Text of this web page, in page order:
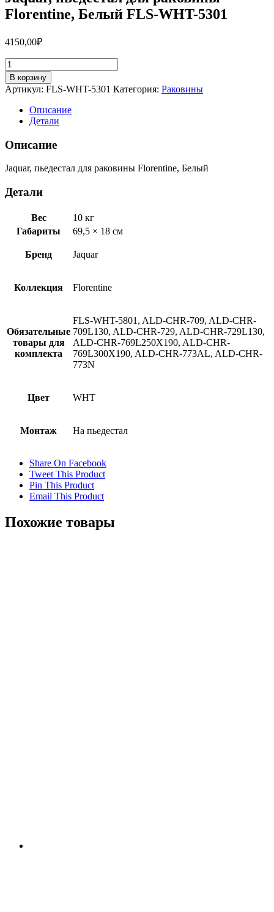
Florentine, Белый FLS-WHT-5301
4150,00₽
Количество
товара
Jaquar,
пьедестал
раковины
Florentine,
Белый
FLS-
5301
В корзину
Артикул: FLS-WHT-5301 Категория: Раковины
Описание
Детали
Описание
Jaquar, пьедестал для раковины Florentine, Белый
Детали
Вес
10 кг
Габариты
69,5 × 18 см
Бренд Jaquar
Коллекция Florentine
Обязательные
товары для
комплекта
FLS-WHT-5801, ALD-CHR-709, ALD-CHR-
709L130, ALD-CHR-729, ALD-CHR-729L130,
ALD-CHR-769L250X190, ALD-CHR-
769L300X190, ALD-CHR-773AL, ALD-CHR-
773N
Цвет WHT
Монтаж На пьедестал
Share On Facebook
Tweet This Product
Pin This Product
Email This Product
Похожие товары